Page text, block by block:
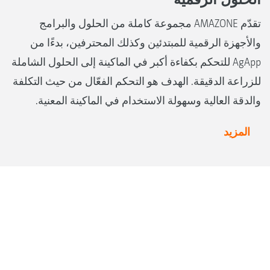
تقدّم AMAZONE مجموعة كاملة من الحلول والبرامج
والأجهزة الرقمية للمبتدئين وكذلك المحترفين، بدءًا من
AgApp للتحكم بكفاءة أكبر في الماكينة إلى الحلول الشاملة
للزراعة الدقيقة. الهدف هو التحكم الفعّال من حيث التكلفة
والدقة العالية وسهولة الاستخدام في الماكينة المعنية.
المزيد